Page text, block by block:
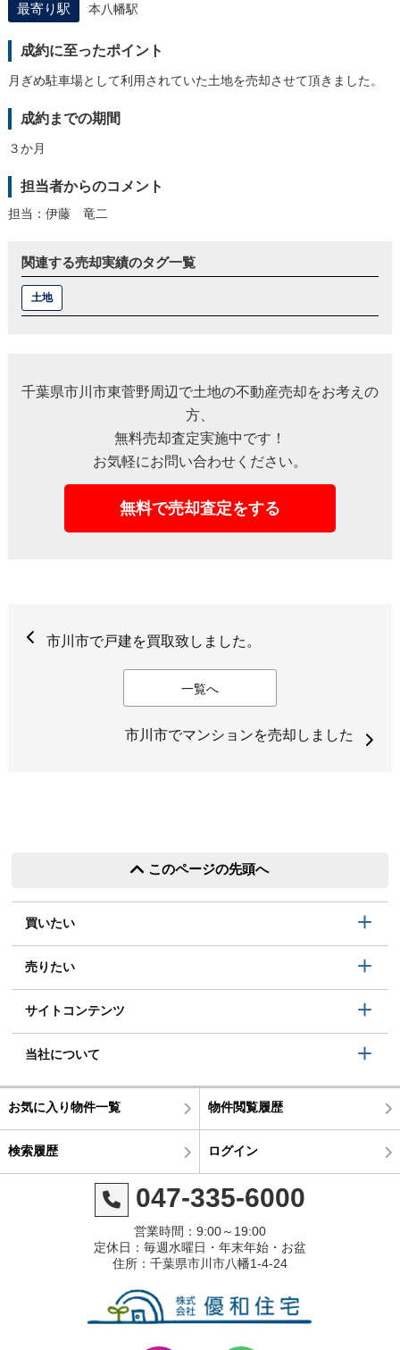
本八幡駅
成約に至ったポイント
月ぎめ駐車場として利用されていた土地を売却させて頂きました。
成約までの期間
３か月
担当者からのコメント
担当：伊藤 竜二
関連する売却実績のタグ一覧
土地
千葉県市川市東菅野周辺で土地の不動産売却をお考えの
方、
無料売却査定実施中です！
お気軽にお問い合わせください。
無料で売却査定をする
市川市で戸建を買取致しました。
一覧へ
市川市でマンションを売却しました
このページの先頭へ
買いたい
売りたい
サイトコンテンツ
当社について
お気に入り物件一覧 物件閲覧履歴
検索履歴 ログイン
047-335-6000
営業時間：9:00～19:00
定休日：毎週水曜日・年末年始・お盆
住所：千葉県市川市八幡1-4-24